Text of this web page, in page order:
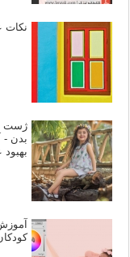
نکات
ژست